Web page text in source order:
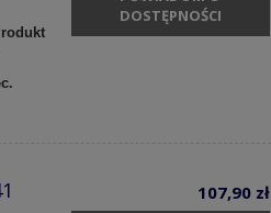
DOSTĘPNOŚCI
107,90 zł